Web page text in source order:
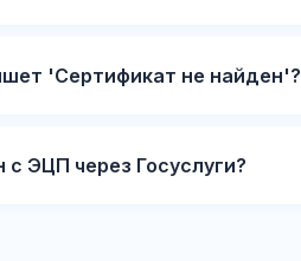
'Сертификат не найден'?
ЭЦП через Госуслуги?